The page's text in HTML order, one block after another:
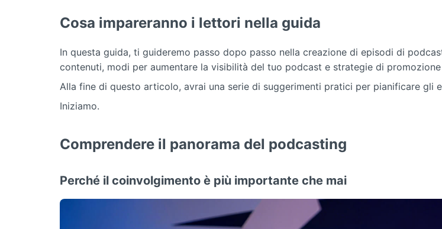
Cosa impareranno i lettori nella guida
In questa guida, ti guideremo passo dopo passo nella creazione di episodi di
contenuti, modi per aumentare la visibilità del tuo podcast e strategie di
Alla fine di questo articolo, avrai una serie di suggerimenti pratici per pianificare
Iniziamo.
Comprendere il panorama del podcasting
Perché il coinvolgimento è più importante che mai